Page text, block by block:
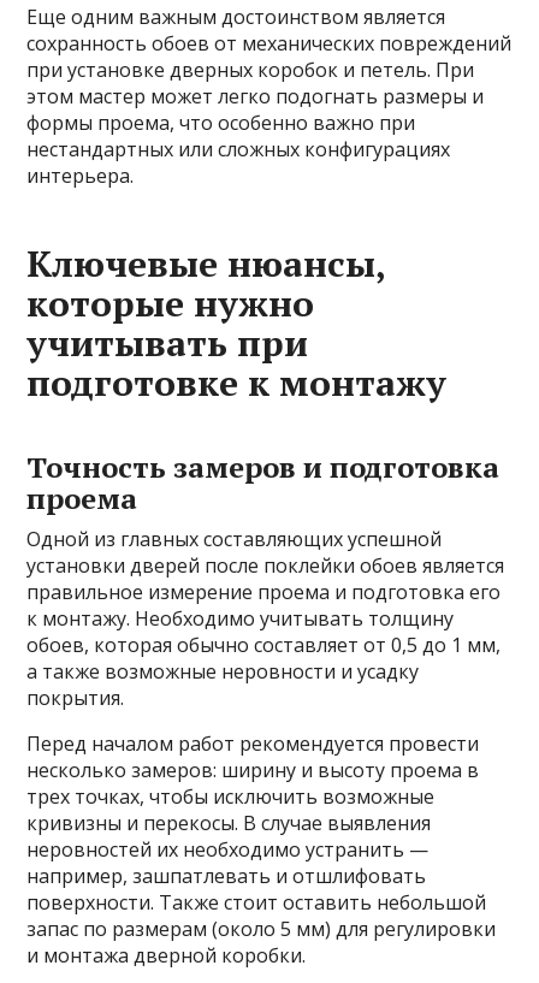
Еще одним важным достоинством является
сохранность обоев от механических повреждений
при установке дверных коробок и петель. При
этом мастер может легко подогнать размеры и
формы проема, что особенно важно при
нестандартных или сложных конфигурациях
интерьера.
Ключевые нюансы,
которые нужно
учитывать при
подготовке к монтажу
Точность замеров и подготовка
проема
Одной из главных составляющих успешной
установки дверей после поклейки обоев является
правильное измерение проема и подготовка его
к монтажу. Необходимо учитывать толщину
обоев, которая обычно составляет от 0,5 до 1 мм,
а также возможные неровности и усадку
покрытия.
Перед началом работ рекомендуется провести
несколько замеров: ширину и высоту проема в
трех точках, чтобы исключить возможные
кривизны и перекосы. В случае выявления
неровностей их необходимо устранить —
например, зашпатлевать и отшлифовать
поверхности. Также стоит оставить небольшой
запас по размерам (около 5 мм) для регулировки
и монтажа дверной коробки.